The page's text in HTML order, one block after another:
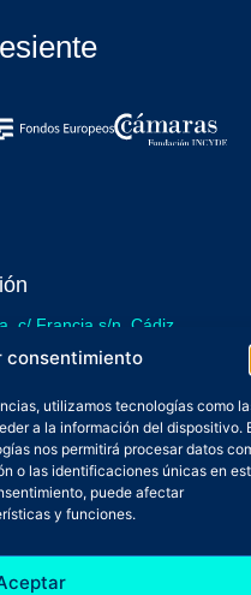
consentimiento
utilizamos tecnologías como
a la información del dispositivo.
nos permitirá procesar datos
o las identificaciones únicas en
puede afectar
y funciones.
c/ Francia s/n. Cádiz
Core - Incubazul
7